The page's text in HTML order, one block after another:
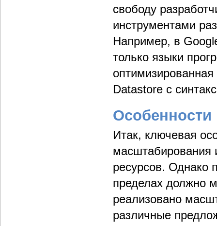
свободу
инструментами
Например, в
только языки
Datastore с
Особенности
Итак, ключевая
масштабирования
ресурсов. Однако
пределах должно
реализовано
различные